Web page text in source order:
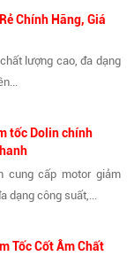
Chính Hãng, Giá
lượng cao, đa dạng
tốc Dolin chính
cung cấp motor giảm
dạng công suất,...
Tốc Cốt Âm Chất